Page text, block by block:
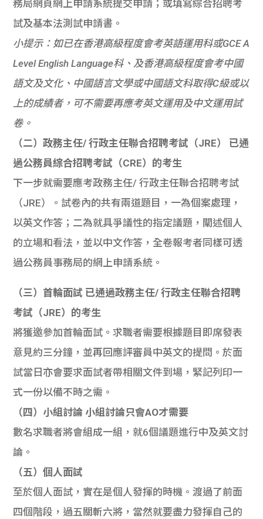
務局網頁網上申請系統提交申請；或填寫綜合招聘考
試及基本法測試申請書。
小提示：如已在香港高級程度會考英語運用科或GCE A
Level English Language科、及香港高級程度會考中國
語文及文化、中國語言文學或中國語文科取得C級或以
上的成績者，可不需要再應考英文運用及中文運用試
卷。
（二）政務主任/ 行政主任聯合招聘考試（JRE） 已通
過公務員綜合招聘考試（CRE）的考生
下一步就需要應考政務主任/ 行政主任聯合招聘考試
（JRE）。試卷內的共有兩道題目，一為個案處理，
以英文作答；二為就具爭議性的指定議題，闡述個人
的立場和看法，並以中文作答，全卷報考者同樣可透
過公務員事務局的網上申請系統。
（三）首輪面試 已通過政務主任/ 行政主任聯合招聘
考試（JRE）的考生
將獲邀參加首輪面試。求職者需要根據題目即席發表
意見約三分鐘，並再回應評審員中英文的提問。於面
試當日亦會要求面試者帶相關文件到場，緊記列印一
式一份以備不時之需。
（四）小組討論 小組討論只會AO才需要
數名求職者將會組成一組，就6個議題進行中及英文討
論。
（五）個人面試
至於個人面試，實在是個人發揮的時機。渡過了前面
四個階段，過五關斬六將，當然就要盡力發揮自己的